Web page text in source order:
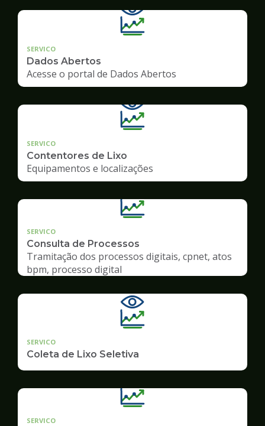
SERVICO
Dados Abertos
Acesse o portal de Dados Abertos
SERVICO
Contentores de Lixo
Equipamentos e localizações
SERVICO
Consulta de Processos
Tramitação dos processos digitais, cpnet, atos
bpm, processo digital
SERVICO
Coleta de Lixo Seletiva
SERVICO